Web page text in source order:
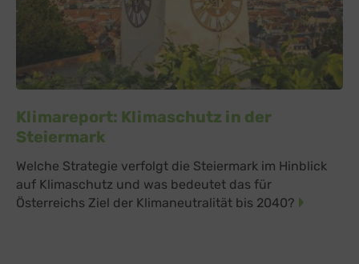
Klimareport: Klimaschutz in der
Steiermark
Welche Strategie verfolgt die Steiermark im Hinblick
auf Klimaschutz und was bedeutet das für
Österreichs Ziel der Klimaneutralität bis 2040?